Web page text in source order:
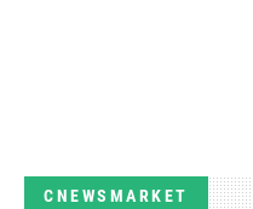
CNEWSMARKET